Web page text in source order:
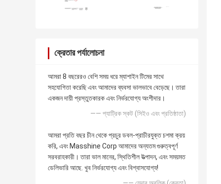
ক্রেতার পর্যালোচনা
আমরা 8 বছরেরও বেশি সময় ধরে ম্যাশাইন টিমের সাথে
সহযোগিতা করেছি এবং আমাদের ব্যবসা ভালভাবে বেড়েছে। তারা
একজন দায়ী প্রস্তুতকারক এবং নির্ভরযোগ্য অংশীদার।
—— প্যাট্রিক স্কট (সিইও এবং প্রতিষ্ঠাতা)
আমরা প্রতি বছর চীন থেকে প্রচুর ডবল-প্রাচীরযুক্ত চশমা ক্রয়
করি, এবং Masshine Corp আমাদের অন্যতম গুরুত্বপূর্ণ
সরবরাহকারী। তারা ভাল মানের, স্থিতিশীল উত্পাদন, এবং সময়মত
ডেলিভারি আছে. খুব নির্ভরযোগ্য এবং বিশ্বাসযোগ্য!